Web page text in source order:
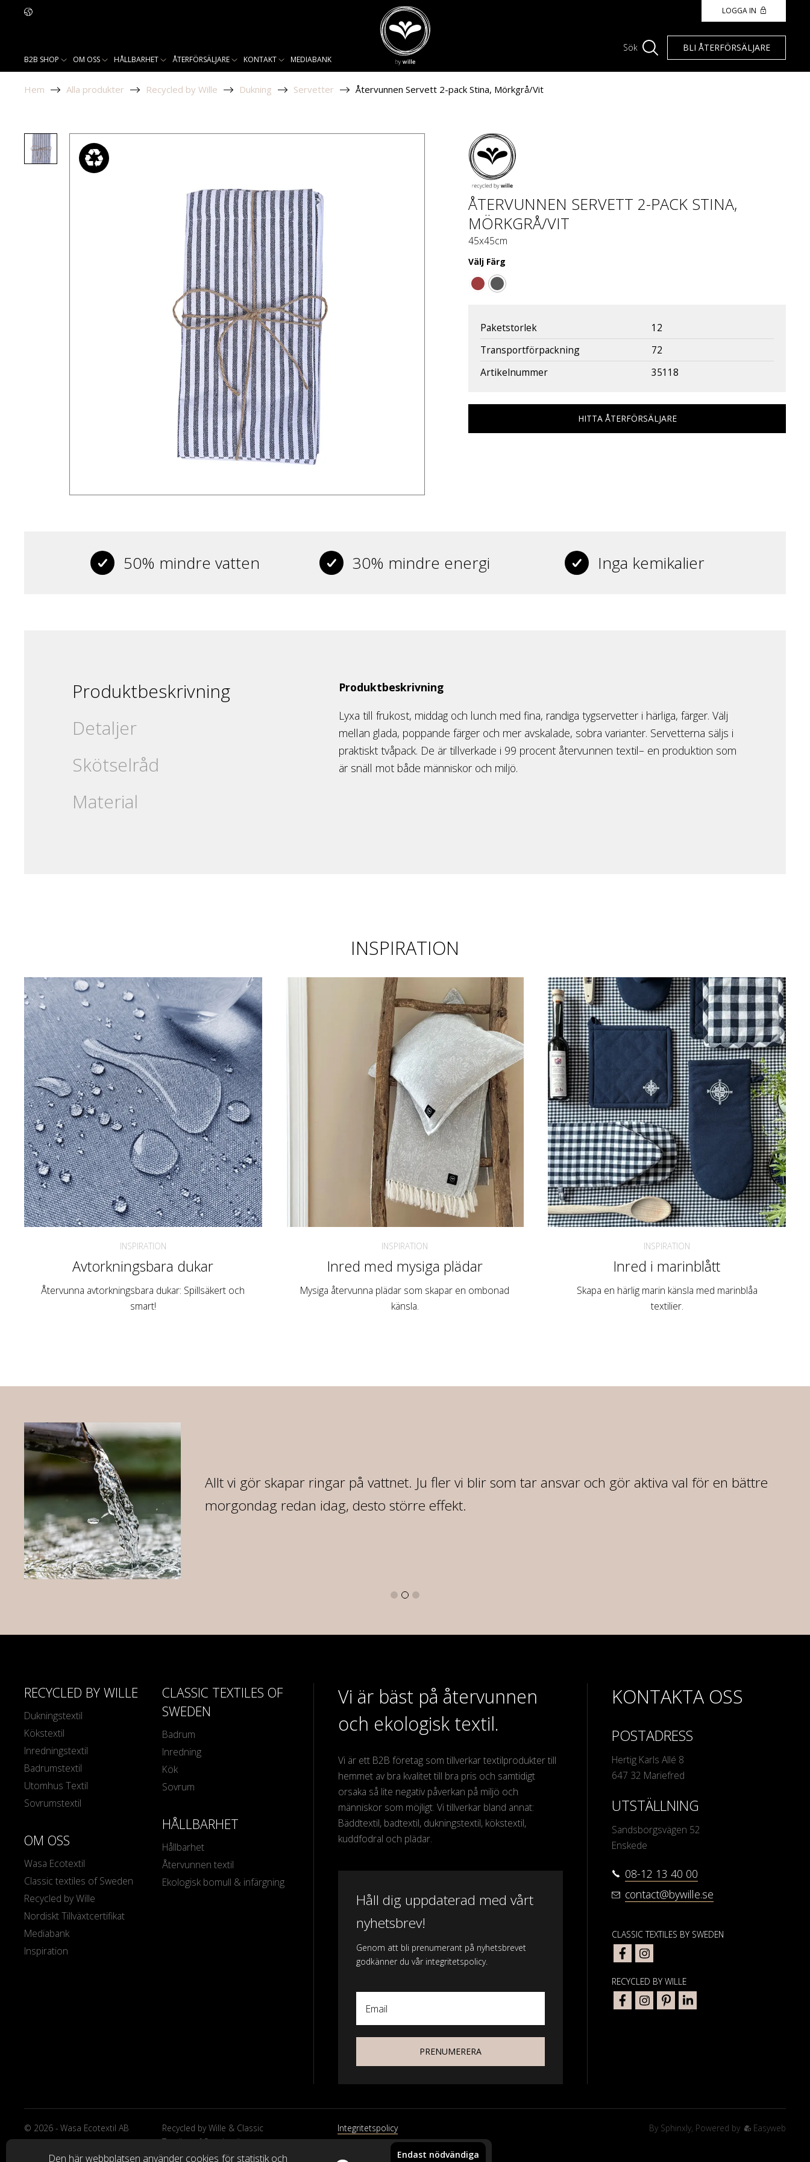
B2B SHOP OM OSS HÅLLBARHET ÅTERFÖRSÄLJARE KONTAKT MEDIABANK
LOGGA IN
Sök BLI ÅTERFÖRSÄLJARE
Hem Alla produkter Recycled by Wille Dukning Servetter Återvunnen Servett 2-pack Stina, Mörkgrå/Vit
ÅTERVUNNEN SERVETT 2-PACK STINA,
MÖRKGRÅ/VIT
45x45cm
Välj Färg
Paketstorlek
12
Transportförpackning
72
Artikelnummer
35118
HITTA ÅTERFÖRSÄLJARE
50% mindre vatten 30% mindre energi Inga kemikalier
Produktbeskrivning
Detaljer
Skötselråd
Material
Produktbeskrivning
Lyxa till frukost, middag och lunch med fina, randiga tygservetter i härliga, färger. Välj
mellan glada, poppande färger och mer avskalade, sobra varianter. Servetterna säljs i
praktiskt tvåpack. De är tillverkade i 99 procent återvunnen textil– en produktion som
är snäll mot både människor och miljö.
INSPIRATION
INSPIRATION
Avtorkningsbara dukar
Återvunna avtorkningsbara dukar: Spillsäkert och
smart!
INSPIRATION
Inred med mysiga plädar
Mysiga återvunna plädar som skapar en ombonad
känsla.
INSPIRATION
Inred i marinblått
Skapa en härlig marin känsla med marinblåa
textilier.
Allt vi gör skapar ringar på vattnet. Ju fler vi blir som tar ansvar och gör aktiva val för en bättre
morgondag redan idag, desto större effekt.
RECYCLED BY WILLE
Dukningstextil
Kökstextil
Inredningstextil
Badrumstextil
Utomhus Textil
Sovrumstextil
OM OSS
Wasa Ecotextil
Classic textiles of Sweden
Recycled by Wille
Nordiskt Tillväxtcertifikat
Mediabank
Inspiration
CLASSIC TEXTILES OF
SWEDEN
Badrum
Inredning
Kök
Sovrum
HÅLLBARHET
Hållbarhet
Återvunnen textil
Ekologisk bomull & infärgning
Vi är bäst på återvunnen
och ekologisk textil.
Vi är ett B2B företag som tillverkar textilprodukter till
hemmet av bra kvalitet till bra pris och samtidigt
orsaka så lite negativ påverkan på miljö och
människor som möjligt. Vi tillverkar bland annat:
Bäddtextil, badtextil, dukningstextil, kökstextil,
kuddfodral och plädar.
Håll dig uppdaterad med vårt
nyhetsbrev!
Genom att bli prenumerant på nyhetsbrevet
godkänner du vår integritetspolicy.
Email
PRENUMERERA
KONTAKTA OSS
POSTADRESS
Hertig Karls Allé 8
647 32 Mariefred
UTSTÄLLNING
Sandsborgsvägen 52
Enskede
08-12 13 40 00
contact@bywille.se
CLASSIC TEXTILES BY SWEDEN
RECYCLED BY WILLE
© 2026 - Wasa Ecotextil AB
Recycled by Wille & Classic
Textiles of Sweden är
varumärken från Wasa Ecotextil
Integritetspolicy By Sphinxly, Powered by Easyweb
Den här webbplatsen använder cookies för statistik och Endast nödvändiga